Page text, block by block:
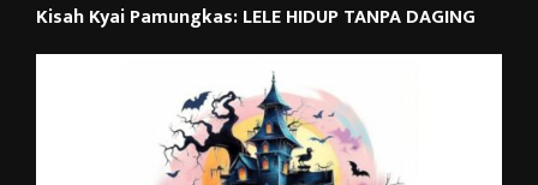
Kisah Kyai Pamungkas: LELE HIDUP TANPA DAGING